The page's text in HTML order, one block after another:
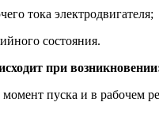
тока электродвигателя;
состояния.
при
пуска и в рабочем